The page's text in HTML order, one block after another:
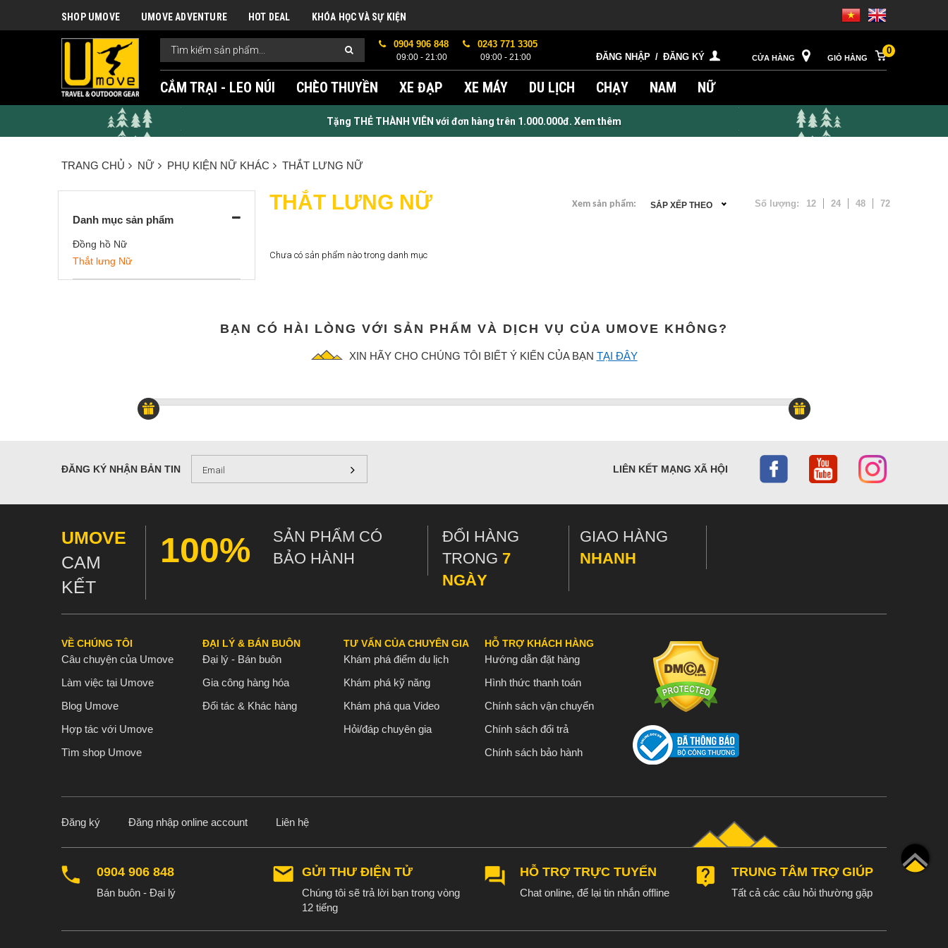
SHOP UMOVE UMOVE ADVENTURE HOT DEAL KHÓA HỌC VÀ SỰ KIỆN
0904 906 848
09:00 - 21:00
0243 771 3305
09:00 - 21:00 ĐĂNG NHẬP / ĐĂNG KÝ CỬA HÀNG GIỎ HÀNG
0
CẮM TRẠI - LEO NÚI CHÈO THUYỀN XE ĐẠP XE MÁY DU LỊCH CHẠY NAM NỮ
Tặng THẺ THÀNH VIÊN với đơn hàng trên 1.000.000đ. Xem thêm
TRANG CHỦ NỮ PHỤ KIỆN NỮ KHÁC THẮT LƯNG NỮ
Danh mục sản phẩm
Đồng hồ Nữ
Thắt lưng Nữ
THẮT LƯNG NỮ Số lượng: 12 24 48 72
Xem sản phẩm: SẮP XẾP THEO
Chưa có sản phẩm nào trong danh mục
BẠN CÓ HÀI LÒNG VỚI SẢN PHẨM VÀ DỊCH VỤ CỦA UMOVE KHÔNG?
XIN HÃY CHO CHÚNG TÔI BIẾT Ý KIẾN CỦA BẠN TẠI ĐÂY
ĐĂNG KÝ NHẬN BẢN TIN LIÊN KẾT MẠNG XÃ HỘI
UMOVE
CAM
KẾT
100%
SẢN PHẨM CÓ
BẢO HÀNH
ĐỔI HÀNG
TRONG 7
NGÀY
GIAO HÀNG
NHANH
VỀ CHÚNG TÔI
Câu chuyện của Umove
Làm việc tại Umove
Blog Umove
Hợp tác với Umove
Tìm shop Umove
ĐẠI LÝ & BÁN BUÔN
Đại lý - Bán buôn
Gia công hàng hóa
Đối tác & Khác hàng
TƯ VẤN CỦA CHUYÊN GIA
Khám phá điểm du lịch
Khám phá kỹ năng
Khám phá qua Video
Hỏi/đáp chuyên gia
HỖ TRỢ KHÁCH HÀNG
Hướng dẫn đặt hàng
Hình thức thanh toán
Chính sách vận chuyển
Chính sách đổi trả
Chính sách bảo hành
Đăng ký Đăng nhập online account Liên hệ
0904 906 848
Bán buôn - Đại lý
GỬI THƯ ĐIỆN TỬ
Chúng tôi sẽ trả lời bạn trong vòng
12 tiếng
HỖ TRỢ TRỰC TUYẾN
Chat online, để lại tin nhắn offline
TRUNG TÂM TRỢ GIÚP
Tất cả các câu hỏi thường gặp